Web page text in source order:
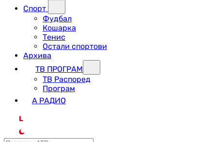
Спорт
Фудбал
Кошарка
Тенис
Остали спортови
Архива
ТВ ПРОГРАМ
ТВ Распоред
Програм
А РАДИО
L